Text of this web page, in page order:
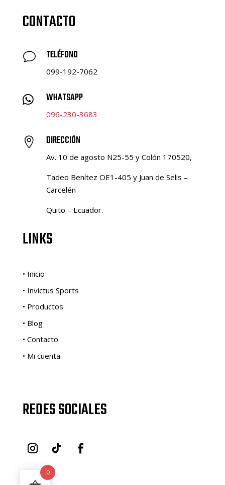
CONTACTO
v TELÉFONO
099-192-7062
 WHATSAPP
096-230-3683
 DIRECCIÓN
Av. 10 de agosto N25-55 y Colón 170520,
Tadeo Benítez OE1-405 y Juan de Selis –
Carcelén
Quito – Ecuador.
LINKS
• Inicio
• Invictus Sports
• Productos
• Blog
• Contacto
• Mi cuenta
REDES SOCIALES
0